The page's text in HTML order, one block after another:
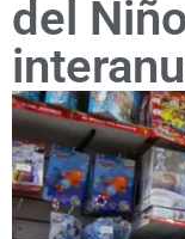
del